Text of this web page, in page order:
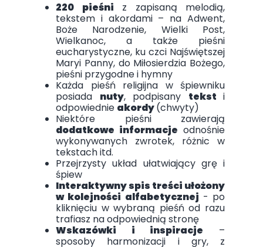
220 pieśni z zapisaną melodią,
tekstem i akordami – na Adwent,
Boże Narodzenie, Wielki Post,
Wielkanoc, a także pieśni
eucharystyczne, ku czci Najświętszej
Maryi Panny, do Miłosierdzia Bożego,
pieśni przygodne i hymny
Każda pieśń religijna w śpiewniku
posiada nuty, podpisany tekst i
odpowiednie akordy(chwyty)
Niektóre pieśni zawierają
dodatkowe informacje odnośnie
wykonywanych zwrotek, różnic w
tekstach itd.
Przejrzysty układ ułatwiający grę i
śpiew
Interaktywny spis treści ułożony
w kolejności alfabetycznej - po
kliknięciu w wybraną pieśń od razu
trafiasz na odpowiednią stronę
Wskazówki i inspiracje –
sposoby harmonizacji i gry, z